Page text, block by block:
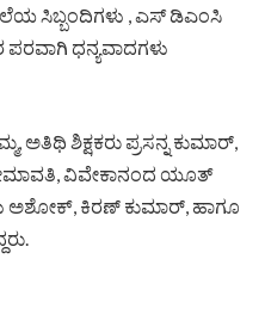
ಸಿಬ್ಬಂದಿಗಳು , ಎಸ್‌ ಡಿಎಂಸಿ
ಪರವಾಗಿ ಧನ್ಯವಾದಗಳು
ಅತಿಥಿ ಶಿಕ್ಷಕರು ಪ್ರಸನ್ನ ಕುಮಾರ್,
ವಿವೇಕಾನಂದ ಯೂತ್
ಅಶೋಕ್, ಕಿರಣ್ ಕುಮಾರ್, ಹಾಗೂ